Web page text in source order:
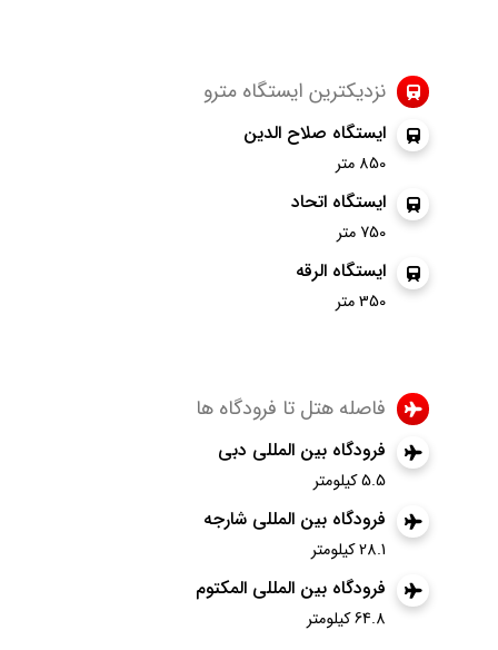
نزدیکترین ایستگاه مترو
ایستگاه صلاح الدین
850 متر
ایستگاه اتحاد
750 متر
ایستگاه الرقه
350 متر
فاصله هتل تا فرودگاه ها
فرودگاه بین المللی دبی
5.5 کیلومتر
فرودگاه بین المللی شارجه
28.1 کیلومتر
فرودگاه بین المللی المکتوم
64.8 کیلومتر